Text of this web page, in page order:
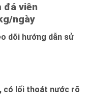
đá viên
ngày
dõi hướng dẫn sử
có lối thoát nước rõ